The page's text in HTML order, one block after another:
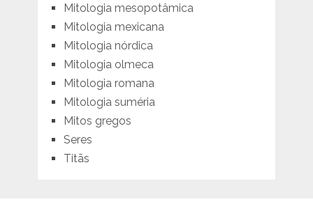
Mitologia mesopotâmica
Mitologia mexicana
Mitologia nórdica
Mitologia olmeca
Mitologia romana
Mitologia suméria
Mitos gregos
Seres
Titãs